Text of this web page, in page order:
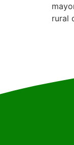
rural